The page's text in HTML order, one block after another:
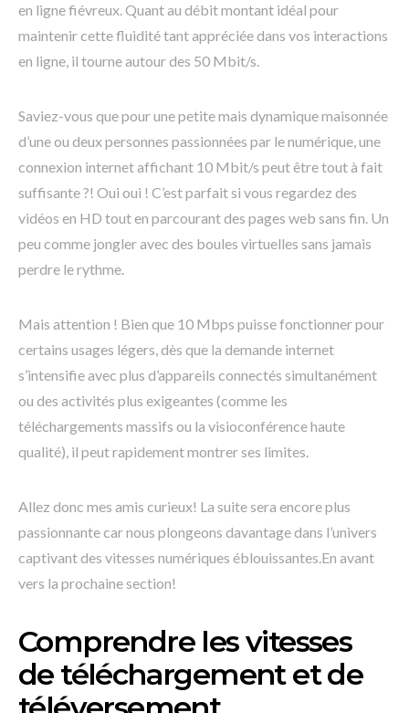
en ligne fiévreux. Quant au débit montant idéal pour
maintenir cette fluidité tant appréciée dans vos interactions
en ligne, il tourne autour des 50 Mbit/s.
Saviez-vous que pour une petite mais dynamique maisonnée
d’une ou deux personnes passionnées par le numérique, une
connexion internet affichant 10 Mbit/s peut être tout à fait
suffisante ?! Oui oui ! C’est parfait si vous regardez des
vidéos en HD tout en parcourant des pages web sans fin. Un
peu comme jongler avec des boules virtuelles sans jamais
perdre le rythme.
Mais attention ! Bien que 10 Mbps puisse fonctionner pour
certains usages légers, dès que la demande internet
s’intensifie avec plus d’appareils connectés simultanément
ou des activités plus exigeantes (comme les
téléchargements massifs ou la visioconférence haute
qualité), il peut rapidement montrer ses limites.
Allez donc mes amis curieux! La suite sera encore plus
passionnante car nous plongeons davantage dans l’univers
captivant des vitesses numériques éblouissantes.En avant
vers la prochaine section!
Comprendre les vitesses
de téléchargement et de